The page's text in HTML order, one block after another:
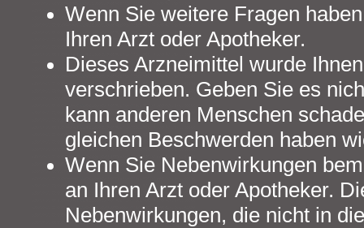
Wenn Sie weitere Fragen
Ihren Arzt oder Apotheker.
Dieses Arzneimittel wurde
verschrieben. Geben Sie es
kann anderen Menschen
gleichen Beschwerden haben
Wenn Sie Nebenwirkungen
an Ihren Arzt oder Apotheker.
Nebenwirkungen, die nicht in